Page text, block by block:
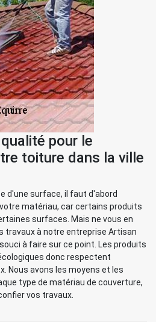
pour le
toiture dans la ville
d'une surface, il faut d'abord
matériau, car certains produits
surfaces. Mais ne vous en
travaux à notre entreprise Artisan
à faire sur ce point. Les produits
donc respectent
Nous avons les moyens et les
type de matériau de couverture,
vos travaux.